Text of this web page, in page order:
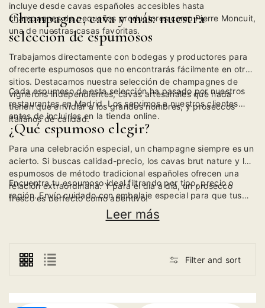
incluye desde cavas españoles accesibles hasta
champagnes de pequeños productores como Pierre Moncuit,
una de nuestras casas favoritas.
Champagne, cava y más: nuestra
selección de espumosos
Trabajamos directamente con bodegas y productores para
ofrecerte espumosos que no encontrarás fácilmente en otros
sitios. Destacamos nuestra selección de champagnes de
vignerons independientes, cavas artesanales que nada
tienen que envidiar a los grandes nombres, y proseccos
italianos de calidad.
Cada espumoso de esta selección ha pasado por nuestros
restaurantes en Madrid. Los servimos a nuestros clientes
antes de incluirlos en la tienda online.
¿Qué espumoso elegir?
Para una celebración especial, un champagne siempre es un
acierto. Si buscas calidad-precio, los cavas brut nature y los
espumosos de método tradicional españoles ofrecen una
relación extraordinaria. Y para el día a día, un prosecco
fresco es perfecto como aperitivo.
Encuentra tu espumoso ideal filtrando por tipo, precio o
región. Envío cuidado con embalaje especial para que tus
botellas lleguen en perfectas condiciones.
Leer más
Filter and sort